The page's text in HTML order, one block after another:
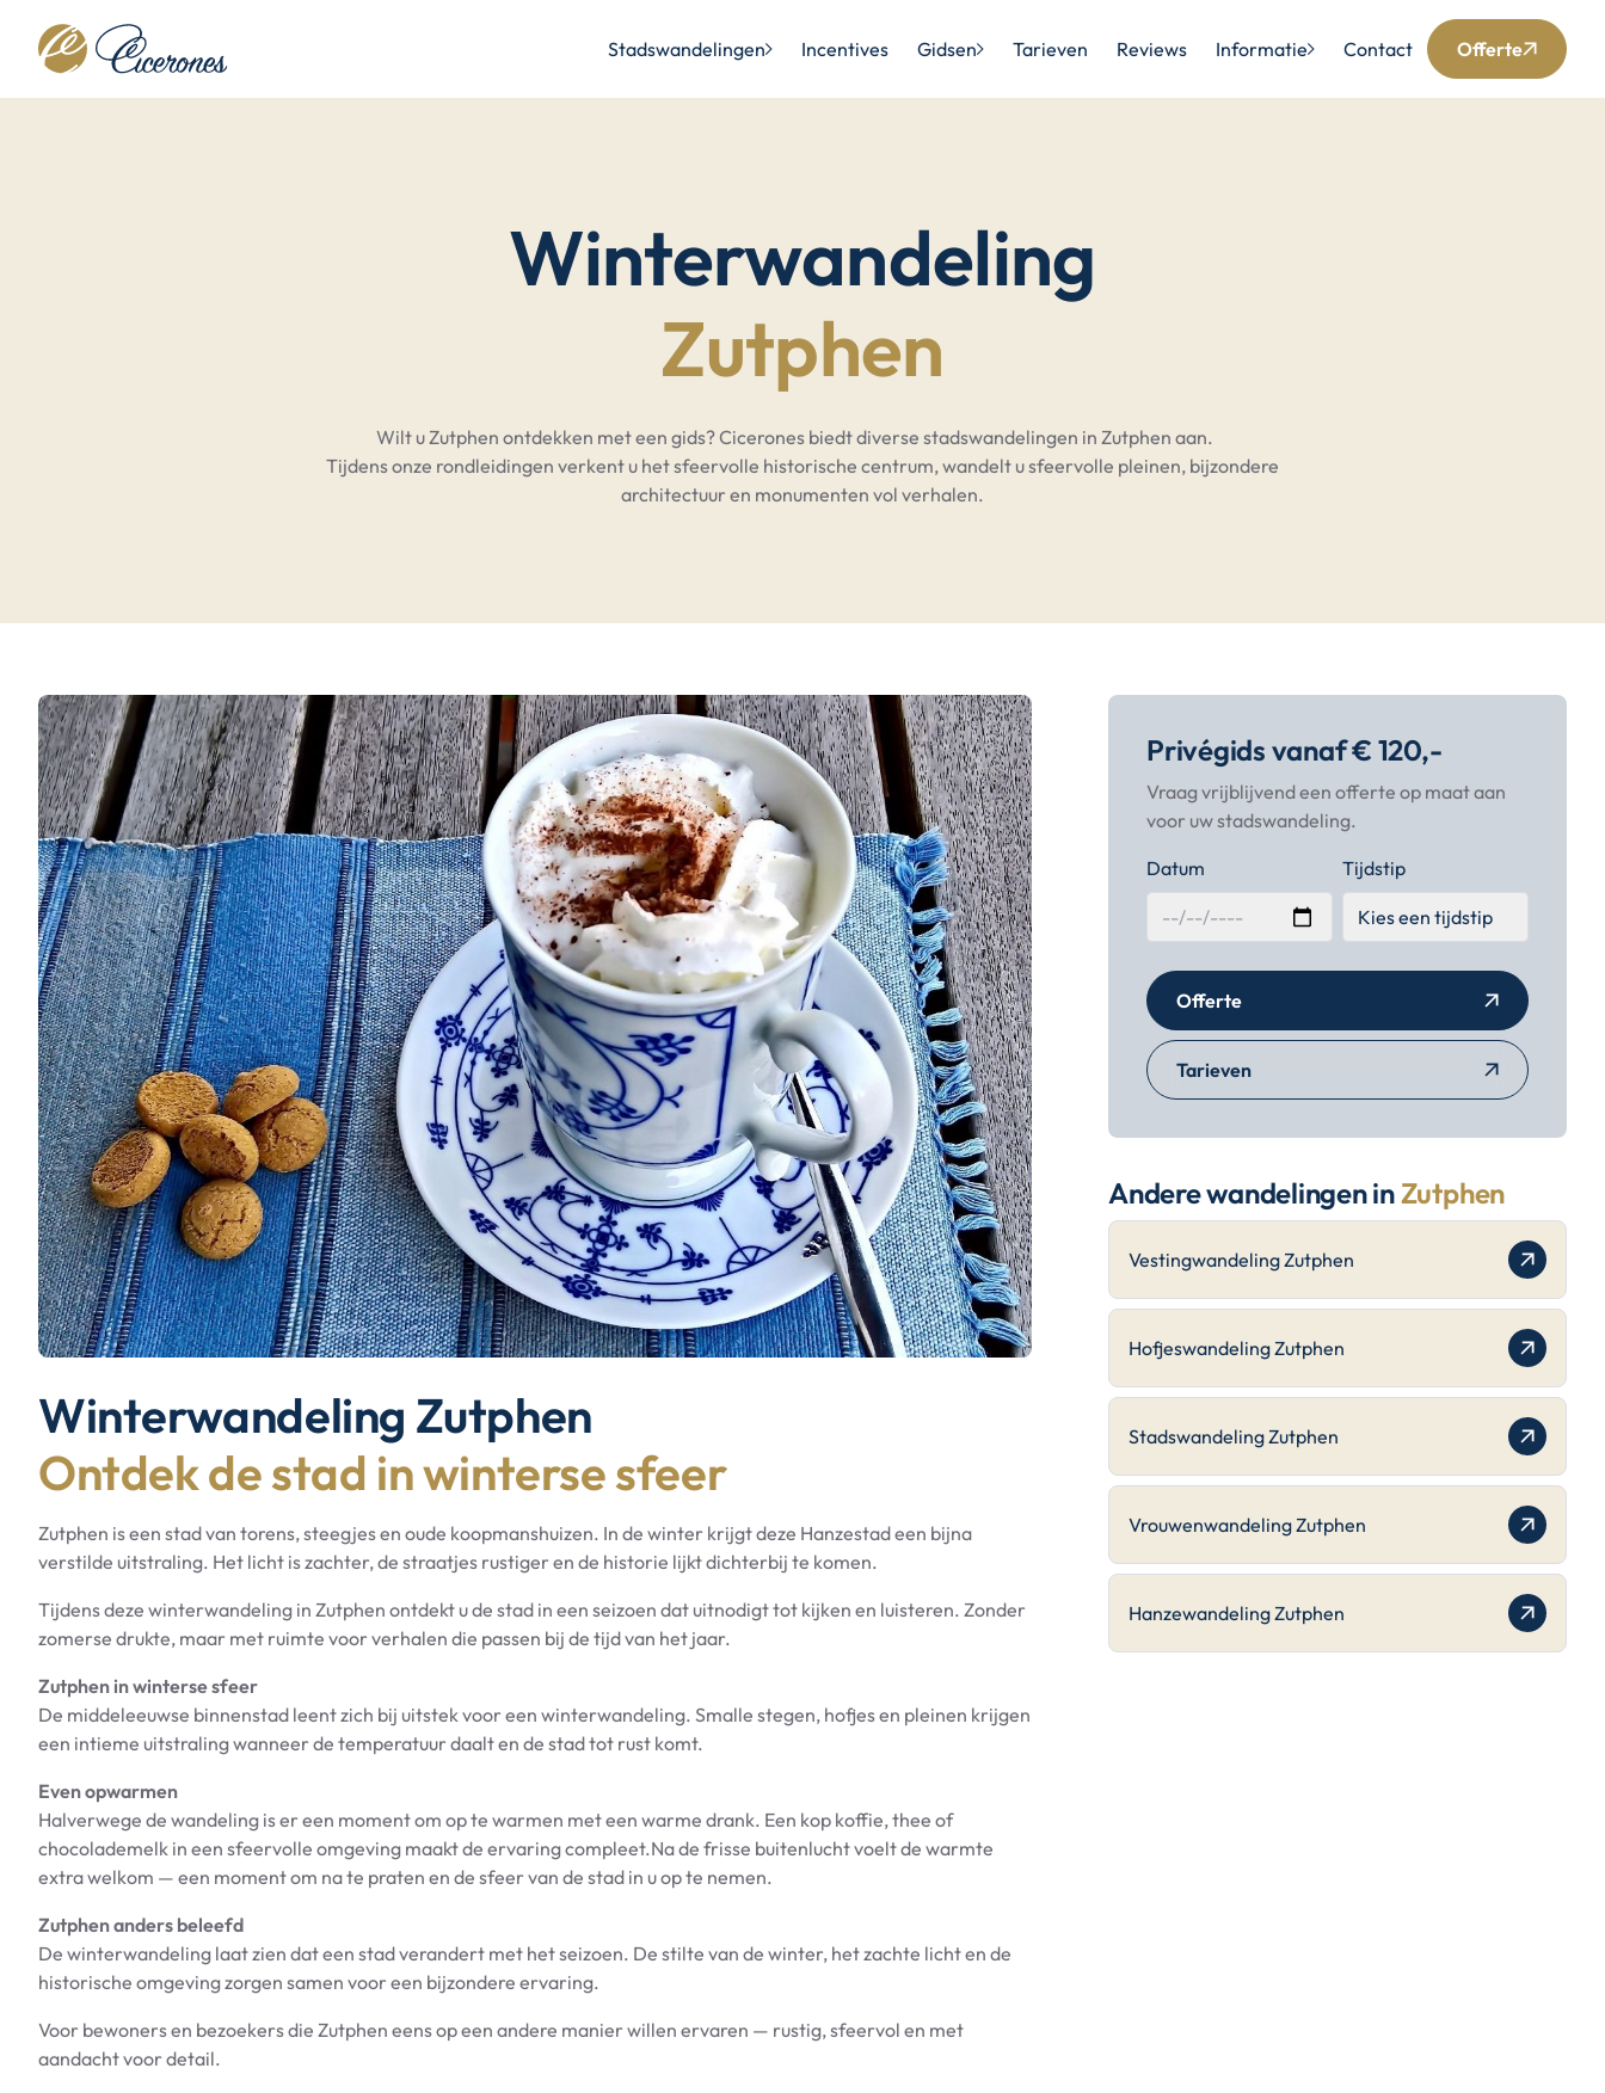
Stadswandelingen Incentives Gidsen Tarieven Reviews Informatie Contact Offerte
Winterwandeling
Zutphen
Wilt u Zutphen ontdekken met een gids? Cicerones biedt diverse stadswandelingen in Zutphen aan.
Tijdens onze rondleidingen verkent u het sfeervolle historische centrum, wandelt u sfeervolle pleinen, bijzondere
architectuur en monumenten vol verhalen.
Winterwandeling Zutphen
Ontdek de stad in winterse sfeer
Zutphen is een stad van torens, steegjes en oude koopmanshuizen. In de winter krijgt deze Hanzestad een bijna
verstilde uitstraling. Het licht is zachter, de straatjes rustiger en de historie lijkt dichterbij te komen.
Tijdens deze winterwandeling in Zutphen ontdekt u de stad in een seizoen dat uitnodigt tot kijken en luisteren. Zonder
zomerse drukte, maar met ruimte voor verhalen die passen bij de tijd van het jaar.
Zutphen in winterse sfeer
De middeleeuwse binnenstad leent zich bij uitstek voor een winterwandeling. Smalle stegen, hofjes en pleinen krijgen
een intieme uitstraling wanneer de temperatuur daalt en de stad tot rust komt.
Even opwarmen
Halverwege de wandeling is er een moment om op te warmen met een warme drank. Een kop koffie, thee of
chocolademelk in een sfeervolle omgeving maakt de ervaring compleet.Na de frisse buitenlucht voelt de warmte
extra welkom — een moment om na te praten en de sfeer van de stad in u op te nemen.
Zutphen anders beleefd
De winterwandeling laat zien dat een stad verandert met het seizoen. De stilte van de winter, het zachte licht en de
historische omgeving zorgen samen voor een bijzondere ervaring.
Voor bewoners en bezoekers die Zutphen eens op een andere manier willen ervaren — rustig, sfeervol en met
aandacht voor detail.
Privégids vanaf € 120,-
Vraag vrijblijvend een offerte op maat aan
voor uw stadswandeling.
Datum
Tijdstip
Offerte
Tarieven
Andere wandelingen inZutphen
Vestingwandeling Zutphen
Hofjeswandeling Zutphen
Stadswandeling Zutphen
Vrouwenwandeling Zutphen
Hanzewandeling Zutphen